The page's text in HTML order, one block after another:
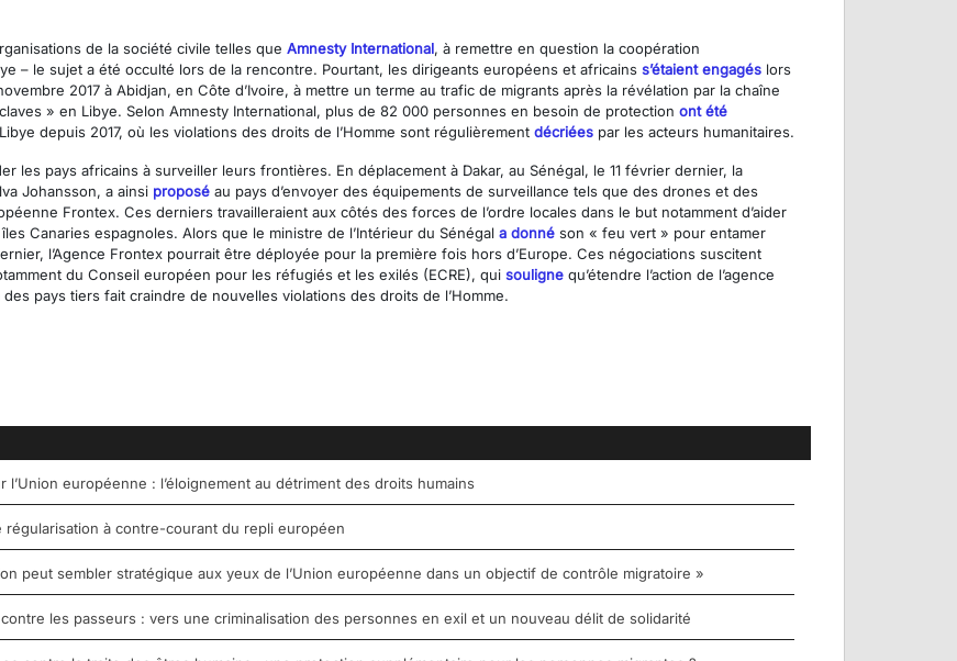
de la société civile telles que Amnesty International, à remettre en question la coopération
– le sujet a été occulté lors de la rencontre. Pourtant, les dirigeants européens et africains s’étaient engagés lors
2017 à Abidjan, en Côte d’Ivoire, à mettre un terme au trafic de migrants après la révélation par la chaîne
» en Libye. Selon Amnesty International, plus de 82 000 personnes en besoin de protection ont été
depuis 2017, où les violations des droits de l’Homme sont régulièrement décriées par les acteurs humanitaires.
les pays africains à surveiller leurs frontières. En déplacement à Dakar, au Sénégal, le 11 février dernier, la
Johansson, a ainsi proposé au pays d’envoyer des équipements de surveillance tels que des drones et des
Frontex. Ces derniers travailleraient aux côtés des forces de l’ordre locales dans le but notamment d’aider
Canaries espagnoles. Alors que le ministre de l’Intérieur du Sénégal a donné son « feu vert » pour entamer
l’Agence Frontex pourrait être déployée pour la première fois hors d’Europe. Ces négociations suscitent
du Conseil européen pour les réfugiés et les exilés (ECRE), qui souligne qu’étendre l’action de l’agence
pays tiers fait craindre de nouvelles violations des droits de l’Homme.
européenne : l’éloignement au détriment des droits humains
régularisation à contre-courant du repli européen
peut sembler stratégique aux yeux de l’Union européenne dans un objectif de contrôle migratoire »
les passeurs : vers une criminalisation des personnes en exil et un nouveau délit de solidarité